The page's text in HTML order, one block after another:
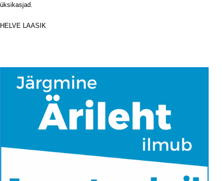
üksikasjad.
HELVE LAASIK